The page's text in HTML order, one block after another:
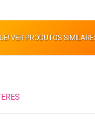
VER PRODUTOS